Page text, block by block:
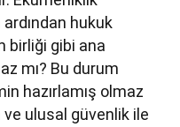
hukuk
birliği gibi ana
mı? Bu durum
hazırlamış olmaz
ve ulusal güvenlik ile